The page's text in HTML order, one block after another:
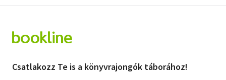
Csatlakozz Te is a könyvrajongók táborához!